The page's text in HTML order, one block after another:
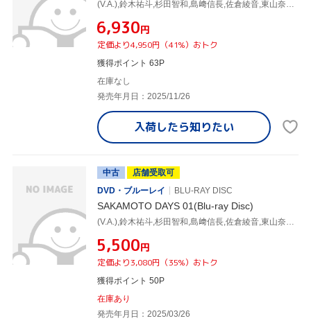
¥6,930円
定価より4,950円（41%）おトク
獲得ポイント 63P
在庫なし
発売年月日：2025/11/26
入荷したら知りたい
中古
店舗受取可
DVD・ブルーレイ
BLU-RAY DISC
SAKAMOTO DAYS 01(Blu-ray Disc)
¥5,500円
定価より3,080円（35%）おトク
獲得ポイント 50P
在庫あり
発売年月日：2025/03/26